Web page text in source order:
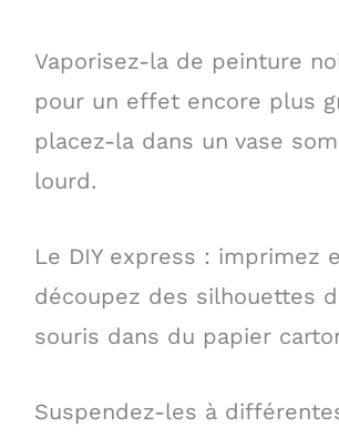
Vaporisez-la de peinture
pour un effet encore plus
placez-la dans un vase
lourd.
Le DIY express : imprimez
découpez des silhouettes
souris dans du papier
Suspendez-les à